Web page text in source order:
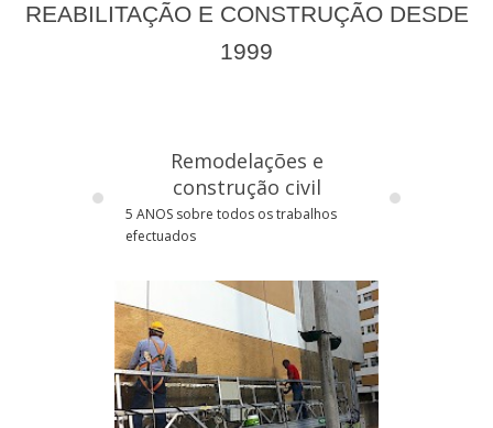
REABILITAÇÃO E CONSTRUÇÃO DESDE
1999
Remodelações e
construção civil
5 ANOS sobre todos os trabalhos
efectuados